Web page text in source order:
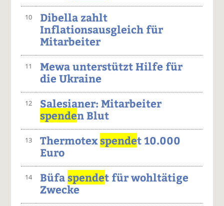
10
Dibella zahlt
Inflationsausgleich für
Mitarbeiter
11
Mewa unterstützt Hilfe für
die Ukraine
12
Salesianer: Mitarbeiter
spenden Blut
13 Thermotexspendet 10.000
Euro
14 Büfaspendet für wohltätige
Zwecke